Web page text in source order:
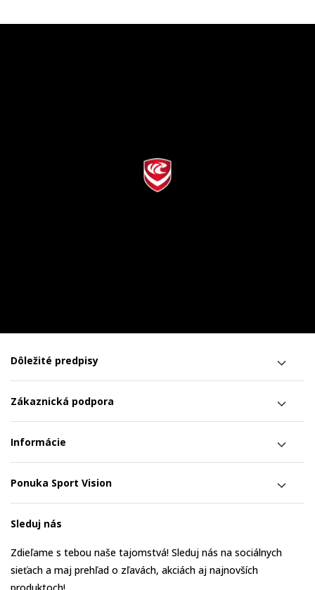
Dôležité predpisy
Zákaznická podpora
Informácie
Ponuka Sport Vision
Sleduj nás
Zdieľame s tebou naše tajomstvá! Sleduj nás na sociálnych
sieťach a maj prehľad o zľavách, akciách aj najnovších